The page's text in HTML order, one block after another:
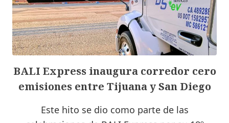
BALI Express inaugura corredor cero
emisiones entre Tijuana y San Diego
Este hito se dio como parte de las